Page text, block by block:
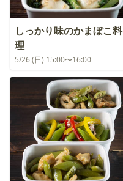
しっかり味のかまぼこ料
理
5/26 (日) 15:00〜16:00